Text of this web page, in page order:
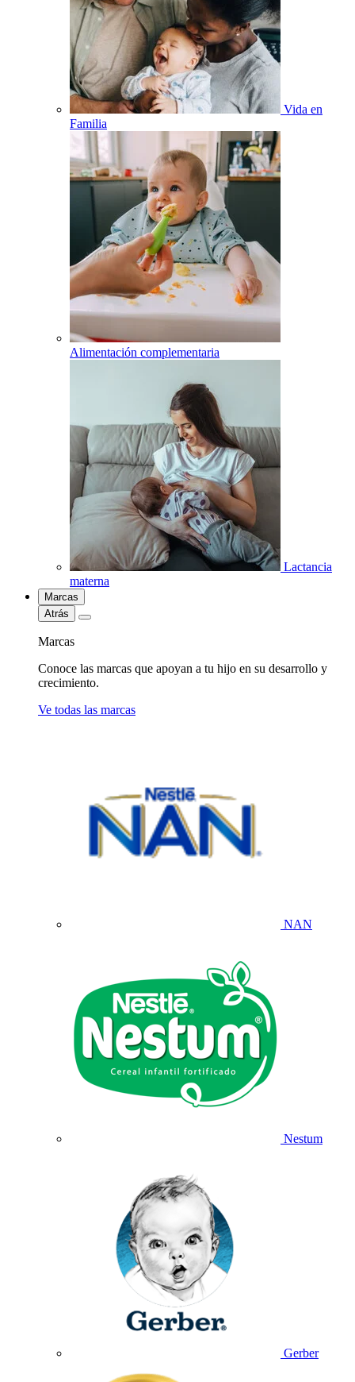
Vida en
Familia
Alimentación complementaria
Lactancia
materna
Marcas
Atrás
Marcas
Conoce las marcas que apoyan a tu hijo en su desarrollo y
crecimiento.
Ve todas las marcas
NAN
Nestum
Gerber